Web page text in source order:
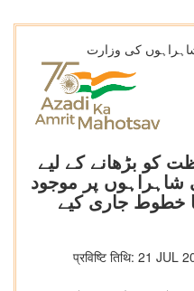
کی وزارت
کو بڑھانے کے لیے
پر موجود
خطوط جاری کیے
प्रविष्टि तिथि: 21